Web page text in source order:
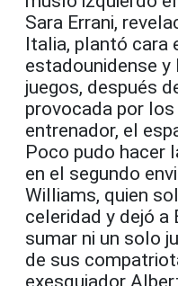
Sara Errani,
Italia, plantó cara
estadounidense
juegos, después
provocada por
entrenador, el
Poco pudo hacer
en el segundo
Williams, quien
celeridad y dejó a
sumar ni un solo
de sus